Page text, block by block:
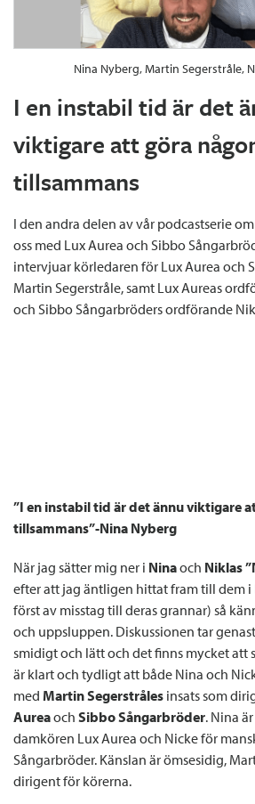
Nina Nyberg, Martin Segerstråle,
I en instabil tid är det
viktigare att göra
tillsammans
I den andra delen av vår podcastserie
oss med Lux Aurea och Sibbo
intervjuar körledaren för Lux Aurea och
Martin Segerstråle, samt Lux Aureas
och Sibbo Sångarbröders ordförande
”I en instabil tid är det ännu viktigare
tillsammans”-Nina Nyberg
När jag sätter mig ner i Ninaoch Niklas
efter att jag äntligen hittat fram till dem
först av misstag till deras grannar) så
och uppsluppen. Diskussionen tar
smidigt och lätt och det finns mycket att
är klart och tydligt att både Nina och
medMartinSegerstråles insats som
AureaochSibbo Sångarbröder. Nina
damkören Lux Aurea och Nicke för
Sångarbröder. Känslan är ömsesidig,
dirigent för körerna.